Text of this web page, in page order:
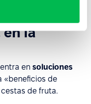
en la
en soluciones
«beneficios de
de fruta.